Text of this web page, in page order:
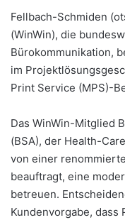
Fellbach-Schmiden
(WinWin), die
Bürokommunikation,
im
Print Service (MPS)-
Das WinWin-Mitglied
(BSA), der Health-
von einer
beauftragt, eine
betreuen.
Kundenvorgabe,